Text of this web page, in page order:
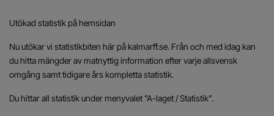
Utökad statistik på hemsidan
Nu utökar vi statistikbiten här på kalmarff.se. Från och med idag kan
du hitta mängder av matnyttig information efter varje allsvensk
omgång samt tidigare års kompletta statistik.
Du hittar all statistik under menyvalet ”A-laget / Statistik”.